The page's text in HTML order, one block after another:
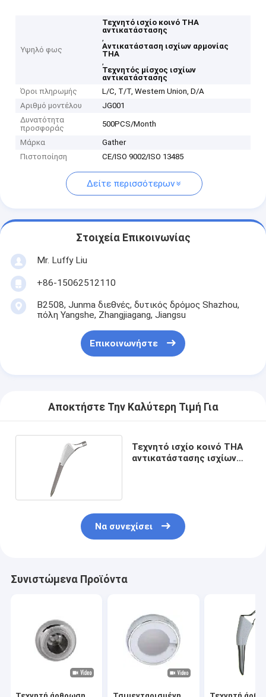
Υψηλό φως
Τεχνητό ισχίο κοινό THA
αντικατάστασης
,
Αντικατάσταση ισχίων αρμονίας
THA
,
Τεχνητός μίσχος ισχίων
αντικατάστασης
Όροι πληρωμής
L/C, T/T, Western Union, D/A
Αριθμό μοντέλου
JG001
Δυνατότητα
προσφοράς
500PCS/Month
Μάρκα
Gather
Πιστοποίηση
CE/ISO 9002/ISO 13485
Δείτε περισσότερων
Στοιχεία Επικοινωνίας
Mr. Luffy Liu
+86-15062512110
B2508, Junma διεθνές, δυτικός δρόμος Shazhou,
πόλη Yangshe, Zhangjiagang, Jiangsu
Επικοινωνήστε
Αποκτήστε Την Καλύτερη Τιμή Για
Τεχνητό ισχίο κοινό THA
αντικατάστασης ισχίων
Να συνεχίσει
Συνιστώμενα Προϊόντα